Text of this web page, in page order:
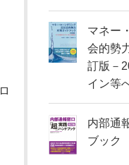
マネー
会的勢
訂版－
イン等
内部通
ブック